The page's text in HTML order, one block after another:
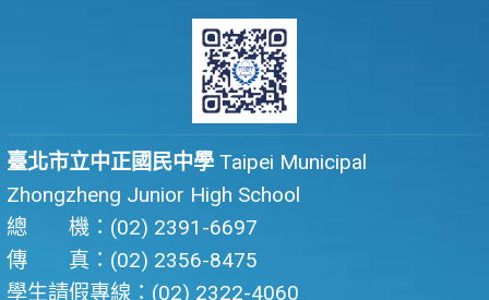
臺北市立中正國民中學 Taipei Municipal
Zhongzheng Junior High School
總 機：(02) 2391-6697
傳 真：(02) 2356-8475
學生請假專線：(02) 2322-4060